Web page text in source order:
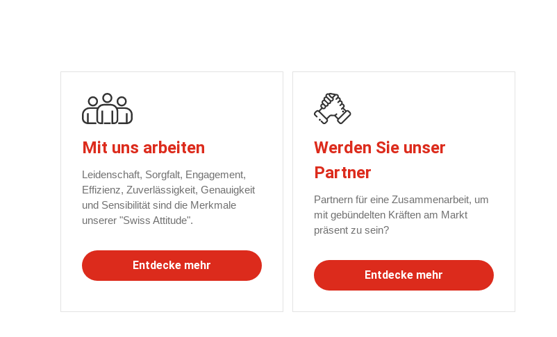
Mit uns arbeiten
Leidenschaft, Sorgfalt, Engagement,
Effizienz, Zuverlässigkeit, Genauigkeit
und Sensibilität sind die Merkmale
unserer "Swiss Attitude".
Entdecke mehr
Werden Sie unser
Partner
Partnern für eine Zusammenarbeit, um
mit gebündelten Kräften am Markt
präsent zu sein?
Entdecke mehr